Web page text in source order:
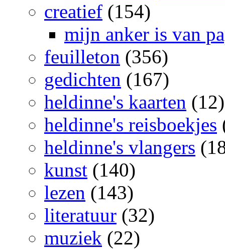
creatief (154)
mijn anker is van
feuilleton (356)
gedichten (167)
heldinne's kaarten (12)
heldinne's reisboekjes
heldinne's vlangers
kunst (140)
lezen (143)
literatuur (32)
muziek (22)